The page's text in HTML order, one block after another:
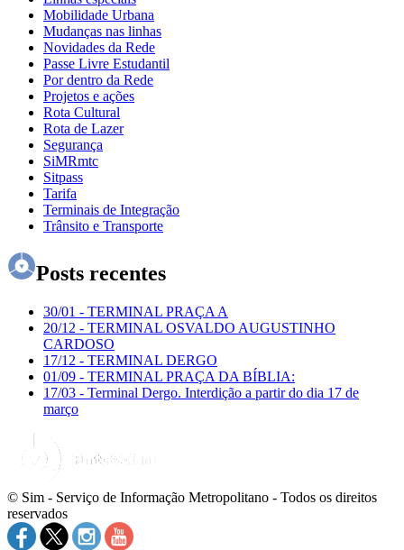
Mobilidade Urbana
Mudanças nas linhas
Novidades da Rede
Passe Livre Estudantil
Por dentro da Rede
Projetos e ações
Rota Cultural
Rota de Lazer
Segurança
SiMRmtc
Sitpass
Tarifa
Terminais de Integração
Trânsito e Transporte
Posts recentes
30/01 - TERMINAL PRAÇA A
20/12 - TERMINAL OSVALDO AUGUSTINHO
CARDOSO
17/12 - TERMINAL DERGO
01/09 - TERMINAL PRAÇA DA BÍBLIA:
17/03 - Terminal Dergo. Interdição a partir do dia 17 de
março
© Sim - Serviço de Informação Metropolitano - Todos os direitos
reservados